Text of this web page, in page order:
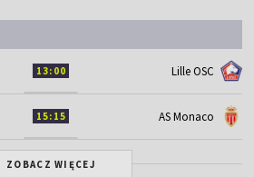
13:00 Lille OSC
15:15 AS Monaco
ZOBACZ WIĘCEJ